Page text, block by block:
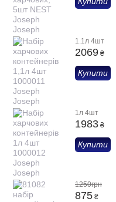
1.1л 4шт
2069 ₴
Купити
1л 4шт
1983 ₴
Купити
1250грн
875 ₴